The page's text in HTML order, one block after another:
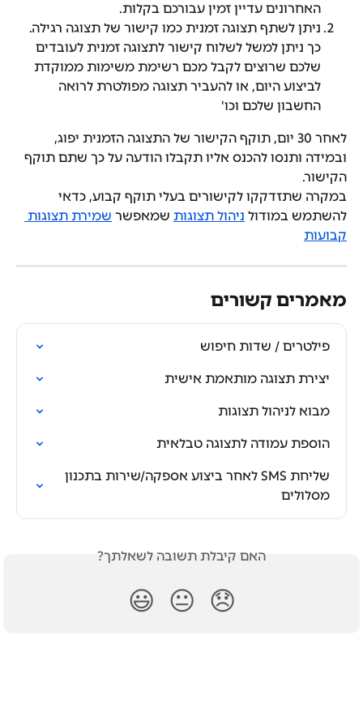
האחרונים עדיין זמין עבורכם בקלות.
ניתן לשתף תצוגה זמנית כמו קישור של תצוגה רגילה.
כך ניתן למשל לשלוח קישור לתצוגה זמנית לעובדים
שלכם שרוצים לקבל מכם רשימת משימות ממוקדת
לביצוע היום, או להעביר תצוגה מפולטרת לרואה
החשבון שלכם וכו'
לאחר 30 יום, תוקף הקישור של התצוגה הזמנית יפוג,
ובמידה ותנסו להכנס אליו תקבלו הודעה על כך שתם תוקף
הקישור.
במקרה שתזדקקו לקישורים בעלי תוקף קבוע, כדאי
להשתמש במודול ניהול תצוגות שמאפשר שמירת תצוגות
קבועות
מאמרים קשורים
פילטרים / שדות חיפוש
יצירת תצוגה מותאמת אישית
מבוא לניהול תצוגות
הוספת עמודה לתצוגה טבלאית
שליחת SMS לאחר ביצוע אספקה/שירות בתכנון
מסלולים
האם קיבלת תשובה לשאלתך?
😞
😐
😃